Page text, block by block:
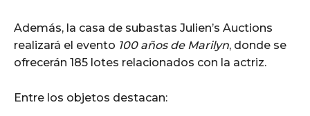
Además, la casa de subastas Julien’s Auctions
realizará el evento 100 años de Marilyn, donde se
ofrecerán 185 lotes relacionados con la actriz.
Entre los objetos destacan: